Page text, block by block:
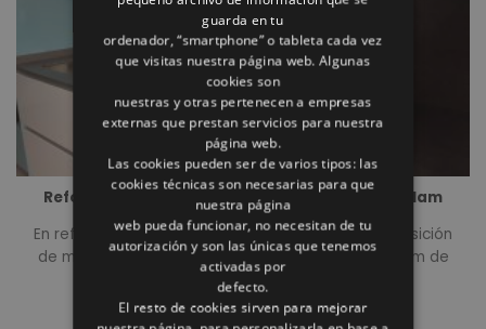
Reformas Rómulo amplia exposición de Coverlam
En reformas Rómulo hemos ampliado nuestra exposición
de modelos de porcelánico gran formato: Coverlam de
[...]
guarda en tu
ordenador, “smartphone” o tableta cada vez
que visitas nuestra página web. Algunas
cookies son
nuestras y otras pertenecen a empresas
externas que prestan servicios para nuestra
página web.
Las cookies pueden ser de varios tipos: las
cookies técnicas son necesarias para que
nuestra página
web pueda funcionar, no necesitan de tu
autorización y son las únicas que tenemos
activadas por
defecto.
El resto de cookies sirven para mejorar